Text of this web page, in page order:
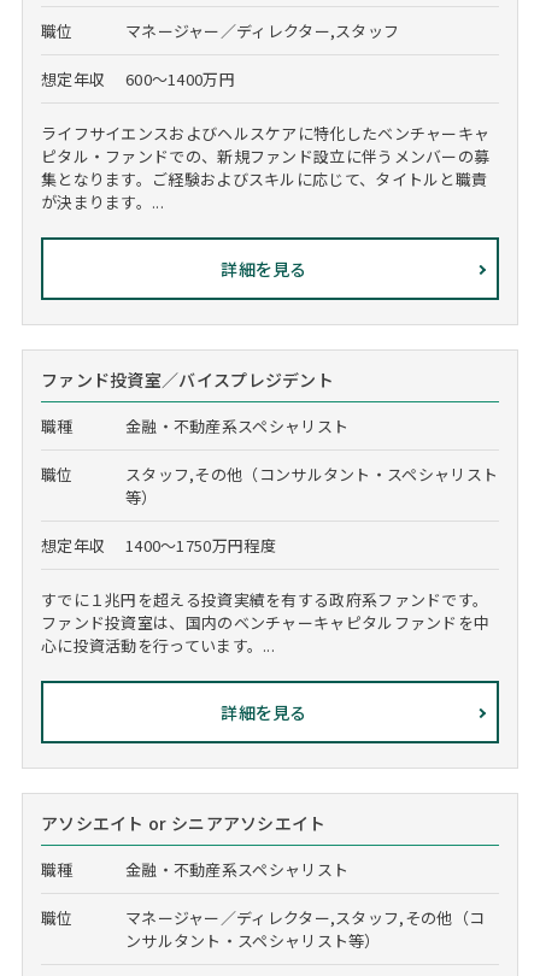
職位 マネージャー／ディレクター,スタッフ
想定年収 600～1400万円
ライフサイエンスおよびヘルスケアに特化したベンチャーキャ
ピタル・ファンドでの、新規ファンド設立に伴うメンバーの募
集となります。ご経験およびスキルに応じて、タイトルと職責
が決まります。...
詳細を見る
ファンド投資室／バイスプレジデント
職種 金融・不動産系スペシャリスト
職位
スタッフ,その他（コンサルタント・スペシャリスト
等）
想定年収 1400～1750万円程度
すでに１兆円を超える投資実績を有する政府系ファンドです。
ファンド投資室は、国内のベンチャーキャピタルファンドを中
心に投資活動を行っています。...
詳細を見る
アソシエイト or シニアアソシエイト
職種 金融・不動産系スペシャリスト
職位
マネージャー／ディレクター,スタッフ,その他（コ
ンサルタント・スペシャリスト等）